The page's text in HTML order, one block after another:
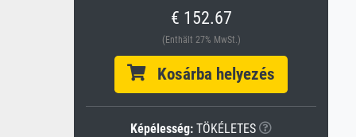
€ 152.67
(Enthält 27% MwSt.)
Kosárba helyezés
Képélesség: TÖKÉLETES